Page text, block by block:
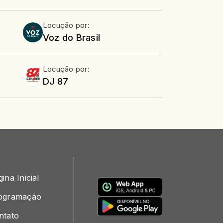
Locução por:
Voz do Brasil
Locução por:
DJ 87
Inicial